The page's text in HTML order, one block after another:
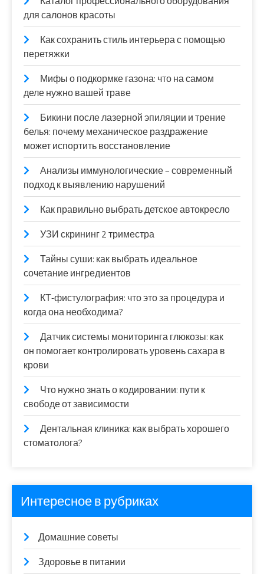
для салонов красоты
Как сохранить стиль интерьера с помощью
перетяжки
Мифы о подкормке газона: что на самом
деле нужно вашей траве
Бикини после лазерной эпиляции и трение
белья: почему механическое раздражение
может испортить восстановление
Анализы иммунологические – современный
подход к выявлению нарушений
Как правильно выбрать детское автокресло
УЗИ скрининг 2 триместра
Тайны суши: как выбрать идеальное
сочетание ингредиентов
КТ-фистулография: что это за процедура и
когда она необходима?
Датчик системы мониторинга глюкозы: как
он помогает контролировать уровень сахара в
крови
Что нужно знать о кодировании: пути к
свободе от зависимости
Дентальная клиника: как выбрать хорошего
стоматолога?
Интересное в рубриках
Домашние советы
Здоровье в питании